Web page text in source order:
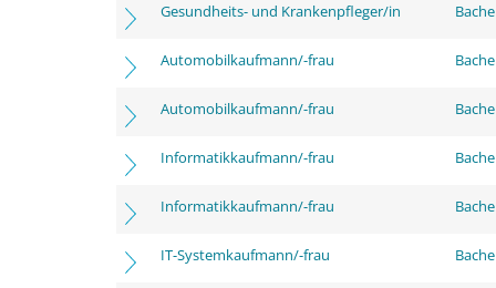
Gesundheits- und Krankenpfleger/in
Automobilkaufmann/-frau
Automobilkaufmann/-frau
Informatikkaufmann/-frau
Informatikkaufmann/-frau
IT-Systemkaufmann/-frau